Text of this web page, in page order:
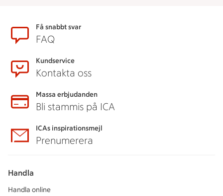
SidfotFå snabbt svar
FAQ
Kundservice
Kontakta oss
Massa erbjudanden
Bli stammis på ICA
ICAs inspirationsmejl
Prenumerera
Handla
Handla online